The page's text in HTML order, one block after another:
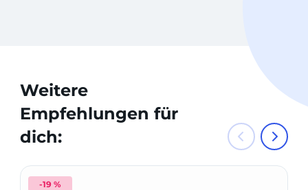
Weitere
Empfehlungen für
dich:
-19 %